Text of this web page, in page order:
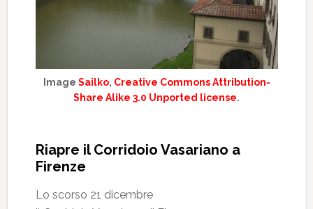
Image Sailko, Creative Commons Attribution-
Share Alike 3.0 Unported license.
Riapre il Corridoio Vasariano a
Firenze
Lo scorso 21 dicembre